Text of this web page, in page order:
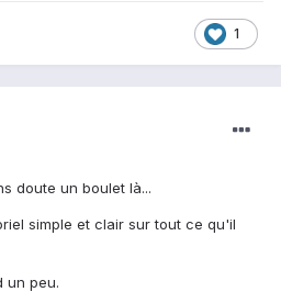
1
doute un boulet là...
simple et clair sur tout ce qu'il
un peu.